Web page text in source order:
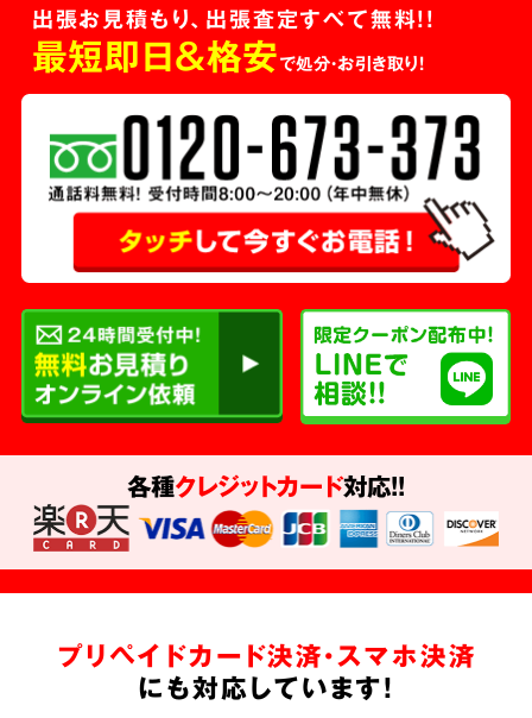
出張お見積もり、出張査定すべて無料!!
最短即日＆格安で処分・お引き取り！
各種クレジットカード対応!!
プリペイドカード決済・スマホ決済
にも対応しています!